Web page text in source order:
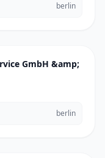
berlin
GmbH &amp;
berlin